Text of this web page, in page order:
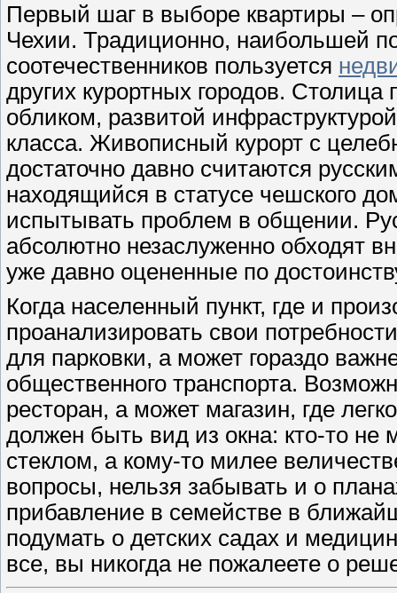
Первый шаг в выборе квартиры –
Чехии. Традиционно, наибольшей
соотечественников пользуется
других курортных городов.
обликом, развитой
класса. Живописный курорт с
достаточно давно считаются
находящийся в статусе чешского
испытывать проблем в общении.
абсолютно незаслуженно обходят
уже давно оцененные по
Когда населенный пункт, где и
проанализировать свои
для парковки, а может гораздо
общественного транспорта.
ресторан, а может магазин, где
должен быть вид из окна: кто-то не
стеклом, а кому-то милее
вопросы, нельзя забывать и о
прибавление в семействе в
подумать о детских садах и
все, вы никогда не пожалеете о